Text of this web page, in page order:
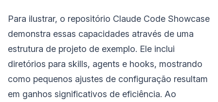
Para ilustrar, o repositório Claude Code Showcase
demonstra essas capacidades através de uma
estrutura de projeto de exemplo. Ele inclui
diretórios para skills, agents e hooks, mostrando
como pequenos ajustes de configuração resultam
em ganhos significativos de eficiência. Ao